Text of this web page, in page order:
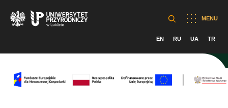
MENU
EN RU UA TR